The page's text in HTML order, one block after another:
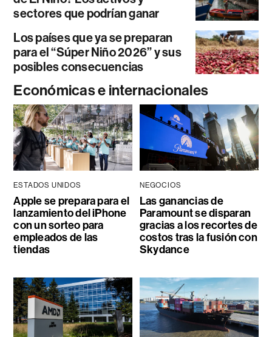
sectores que podrían ganar
Los países que ya se preparan
para el “Súper Niño 2026” y sus
posibles consecuencias
Económicas e internacionales
ESTADOS UNIDOS
Apple se prepara para el
lanzamiento del iPhone
con un sorteo para
empleados de las
tiendas
NEGOCIOS
Las ganancias de
Paramount se disparan
gracias a los recortes de
costos tras la fusión con
Skydance